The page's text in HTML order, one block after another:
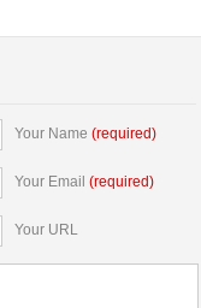
Your Name (required)
Your Email (required)
Your URL